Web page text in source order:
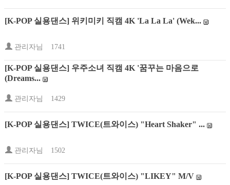
[K-POP 실용댄스] 위키미키 직캠 4K 'La La La' (Wek...
관리자님 1741
[K-POP 실용댄스] 우주소녀 직캠 4K '꿈꾸는 마음으로
(Dreams...
관리자님 1429
[K-POP 실용댄스] TWICE(트와이스) "Heart Shaker" ...
관리자님 1502
[K-POP 실용댄스] TWICE(트와이스) "LIKEY" M/V